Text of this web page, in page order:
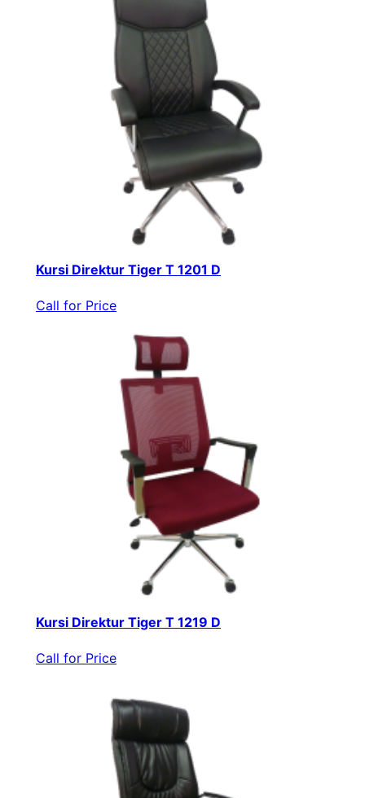
Kursi Direktur Tiger T 1201 D
Call for Price
Kursi Direktur Tiger T 1219 D
Call for Price